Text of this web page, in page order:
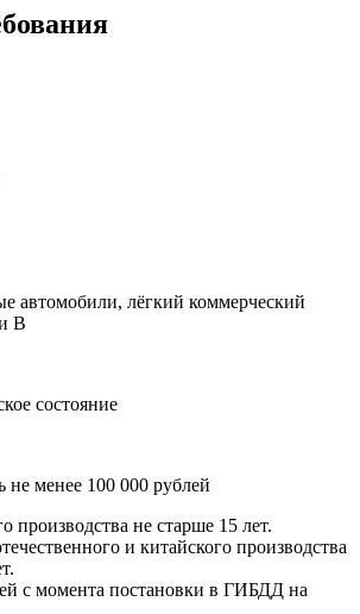
автомобили, лёгкий коммерческий
В
состояние
не менее 100 000 рублей
производства не старше 15 лет.
и китайского производства
с момента постановки в ГИБДД на